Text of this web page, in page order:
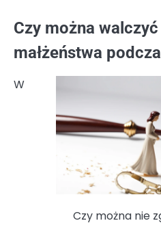
Czy można
małżeństwa
Czy można nie
W